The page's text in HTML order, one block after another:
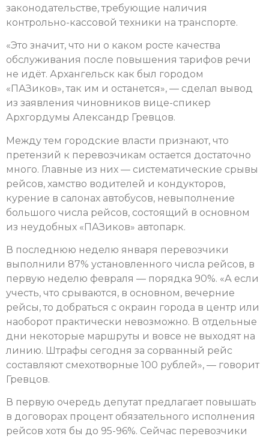
законодательстве, требующие наличия
контрольно-кассовой техники на транспорте.
«Это значит, что ни о каком росте качества
обслуживания после повышения тарифов речи
не идёт. Архангельск как был городом
«ПАЗиков», так им и останется», — сделал вывод
из заявления чиновников вице-спикер
Архгордумы Александр Гревцов.
Между тем городские власти признают, что
претензий к перевозчикам остается достаточно
много. Главные из них — систематические срывы
рейсов, хамство водителей и кондукторов,
курение в салонах автобусов, невыполнение
большого числа рейсов, состоящий в основном
из неудобных «ПАЗиков» автопарк.
В последнюю неделю января перевозчики
выполнили 87% установленного числа рейсов, в
первую неделю февраля — порядка 90%. «А если
учесть, что срываются, в основном, вечерние
рейсы, то добраться с окраин города в центр или
наоборот практически невозможно. В отдельные
дни некоторые маршруты и вовсе не выходят на
линию. Штрафы сегодня за сорванный рейс
составляют смехотворные 100 рублей», — говорит
Гревцов.
В первую очередь депутат предлагает повышать
в договорах процент обязательного исполнения
рейсов хотя бы до 95-96%. Сейчас перевозчики